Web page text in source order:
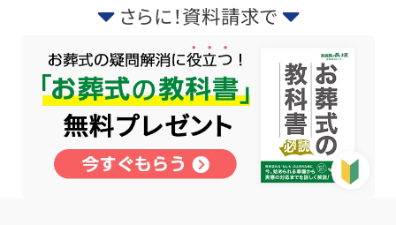
さらに！資料請求で